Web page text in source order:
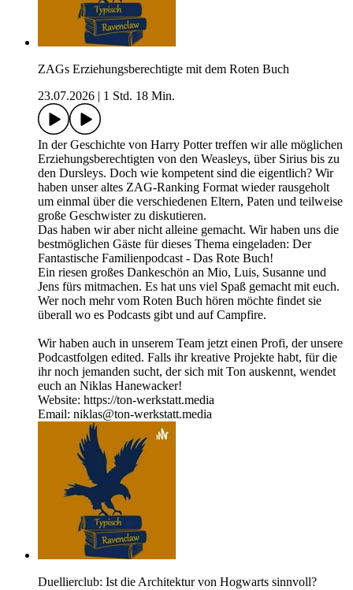
ZAGs Erziehungsberechtigte mit dem Roten Buch
23.07.2026
1 Std. 18 Min.
In der Geschichte von Harry Potter treffen wir alle möglichen
Erziehungsberechtigten von den Weasleys, über Sirius bis zu
den Dursleys. Doch wie kompetent sind die eigentlich? Wir
haben unser altes ZAG-Ranking Format wieder rausgeholt
um einmal über die verschiedenen Eltern, Paten und teilweise
große Geschwister zu diskutieren.
Das haben wir aber nicht alleine gemacht. Wir haben uns die
bestmöglichen Gäste für dieses Thema eingeladen: Der
Fantastische Familienpodcast - Das Rote Buch!
Ein riesen großes Dankeschön an Mio, Luis, Susanne und
Jens fürs mitmachen. Es hat uns viel Spaß gemacht mit euch.
Wer noch mehr vom Roten Buch hören möchte findet sie
überall wo es Podcasts gibt und auf Campfire.
Wir haben auch in unserem Team jetzt einen Profi, der unsere
Podcastfolgen edited. Falls ihr kreative Projekte habt, für die
ihr noch jemanden sucht, der sich mit Ton auskennt, wendet
euch an Niklas Hanewacker!
Website: ⁠https://ton-werkstatt.media⁠
Email: niklas@ton-werkstatt.media
Duellierclub: Ist die Architektur von Hogwarts sinnvoll?